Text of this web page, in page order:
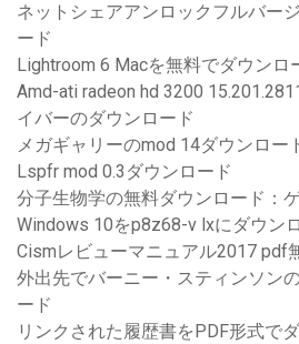
ネットシェアアンロックフルバー
ード
Lightroom 6 Macを無料でダウンロ
Amd-ati radeon hd 3200
イバーのダウンロード
メガギャリーのmod 14ダウンロー
Lspfr mod 0.3ダウンロード
分子生物学の無料ダウンロード：
Windows 10をp8z68-v lxにダウン
Cismレビューマニュアル2017 pdf
外出先でバーニー・スティンソン
ード
リンクされた履歴書をPDF形式で